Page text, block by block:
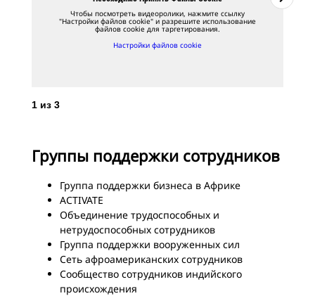
Чтобы посмотреть видеоролики, нажмите ссылку
"Настройки файлов cookie" и разрешите использование
файлов cookie для таргетирования.
Настройки файлов cookie
1 из 3
Группы поддержки сотрудников
Группа поддержки бизнеса в Африке
ACTIVATE
Объединение трудоспособных и
нетрудоспособных сотрудников
Группа поддержки вооруженных сил
Сеть афроамериканских сотрудников
Сообщество сотрудников индийского
происхождения